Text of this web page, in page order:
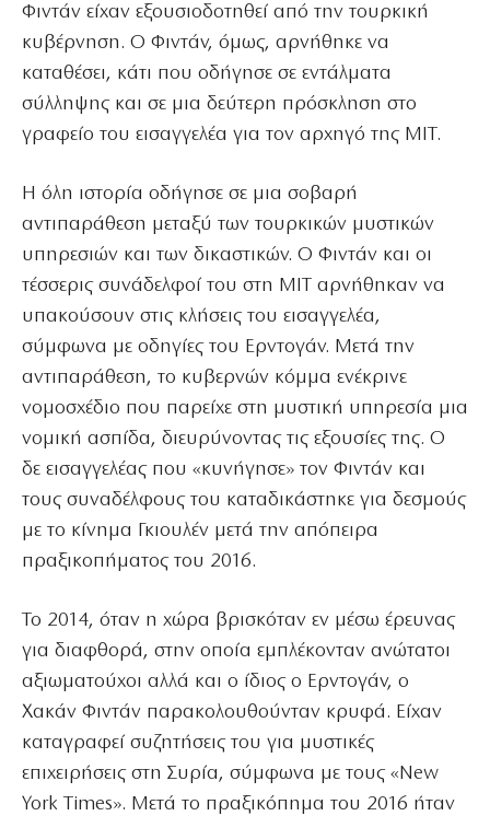
Φιντάν είχαν εξουσιοδοτηθεί από την τουρκική
κυβέρνηση. Ο Φιντάν, όμως, αρνήθηκε να
καταθέσει, κάτι που οδήγησε σε εντάλματα
σύλληψης και σε μια δεύτερη πρόσκληση στο
γραφείο του εισαγγελέα για τον αρχηγό της MIT.
Η όλη ιστορία οδήγησε σε μια σοβαρή
αντιπαράθεση μεταξύ των τουρκικών μυστικών
υπηρεσιών και των δικαστικών. Ο Φιντάν και οι
τέσσερις συνάδελφοί του στη MIT αρνήθηκαν να
υπακούσουν στις κλήσεις του εισαγγελέα,
σύμφωνα με οδηγίες του Ερντογάν. Μετά την
αντιπαράθεση, το κυβερνών κόμμα ενέκρινε
νομοσχέδιο που παρείχε στη μυστική υπηρεσία μια
νομική ασπίδα, διευρύνοντας τις εξουσίες της. Ο
δε εισαγγελέας που «κυνήγησε» τον Φιντάν και
τους συναδέλφους του καταδικάστηκε για δεσμούς
με το κίνημα Γκιουλέν μετά την απόπειρα
πραξικοπήματος του 2016.
Το 2014, όταν η χώρα βρισκόταν εν μέσω έρευνας
για διαφθορά, στην οποία εμπλέκονταν ανώτατοι
αξιωματούχοι αλλά και ο ίδιος ο Ερντογάν, ο
Χακάν Φιντάν παρακολουθούνταν κρυφά. Είχαν
καταγραφεί συζητήσεις του για μυστικές
επιχειρήσεις στη Συρία, σύμφωνα με τους «New
York Times». Μετά το πραξικόπημα του 2016 ήταν